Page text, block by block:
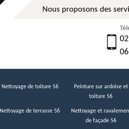
Nous proposons des
Nettoyage de toiture 56
Peinture sur ardoise et
toiture 56
Nettoyage de terrasse 56
Nettoyage et
de façade 56